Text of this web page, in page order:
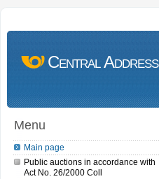
Central Address
Menu
Main page
Public auctions in accordance with
Act No. 26/2000 Coll